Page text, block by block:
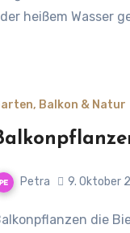
heißem Wasser
Balkon & Natur
Petra 9. Oktober
als